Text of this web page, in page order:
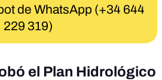
de WhatsApp (+34 644
229 319)
el Plan Hidrológico